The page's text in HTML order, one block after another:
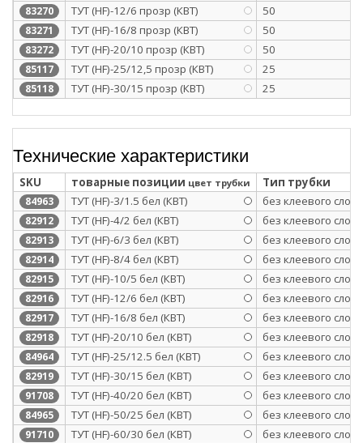
83270 ТУТ (HF)-12/6 прозр (КВТ) 50
83271 ТУТ (HF)-16/8 прозр (КВТ) 50
83272 ТУТ (HF)-20/10 прозр (КВТ) 50
85117 ТУТ (HF)-25/12,5 прозр (КВТ) 25
85118 ТУТ (HF)-30/15 прозр (КВТ) 25
Технические характеристики
SKU товарные позиции цвет трубки Тип трубки
84963 ТУТ (HF)-3/1.5 бел (КВТ) без клеевого слоя
82912 ТУТ (HF)-4/2 бел (КВТ) без клеевого слоя
82913 ТУТ (HF)-6/3 бел (КВТ) без клеевого слоя
82914 ТУТ (HF)-8/4 бел (КВТ) без клеевого слоя
82915 ТУТ (HF)-10/5 бел (КВТ) без клеевого слоя
82916 ТУТ (HF)-12/6 бел (КВТ) без клеевого слоя
82917 ТУТ (HF)-16/8 бел (КВТ) без клеевого слоя
82918 ТУТ (HF)-20/10 бел (КВТ) без клеевого слоя
84964 ТУТ (HF)-25/12.5 бел (КВТ) без клеевого слоя
82919 ТУТ (HF)-30/15 бел (КВТ) без клеевого слоя
91708 ТУТ (HF)-40/20 бел (КВТ) без клеевого слоя
84965 ТУТ (HF)-50/25 бел (КВТ) без клеевого слоя
91710 ТУТ (HF)-60/30 бел (КВТ) без клеевого слоя